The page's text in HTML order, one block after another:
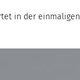
in der einmaligen